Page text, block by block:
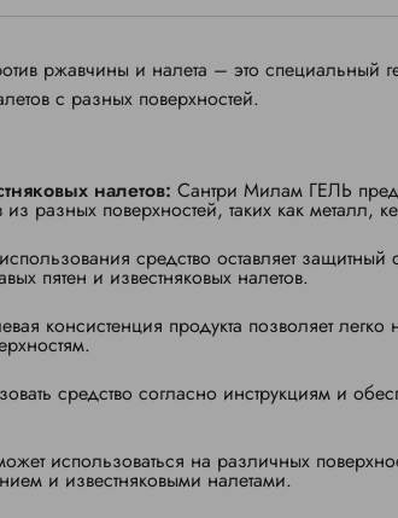
ржавчины и налета – это специальный
с разных поверхностей.
налетов: Сантри Милам ГЕЛЬ
из разных поверхностей, таких как металл,
средство оставляет защитный
пятен и известняковых налетов.
консистенция продукта позволяет
средство согласно инструкциям и
использоваться на различных
и известняковыми налетами.